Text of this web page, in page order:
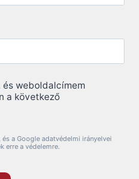
és weboldalcímem
a következő
a Google adatvédelmi irányelvei
erre a védelemre.